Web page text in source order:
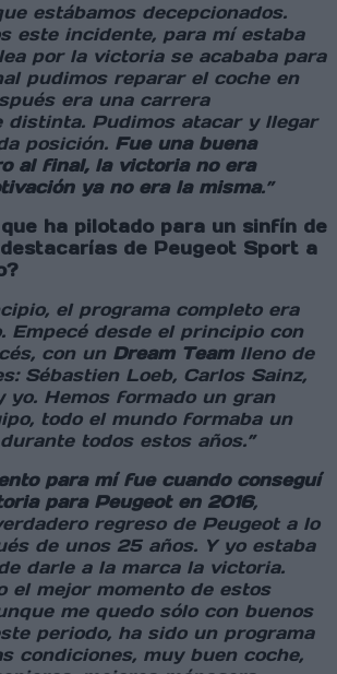
estábamos decepcionados.
este incidente, para mí estaba
por la victoria se acababa para
pudimos reparar el coche en
era una carrera
distinta. Pudimos atacar y llegar
posición. Fue una buena
al final, la victoria no era
ya no era la misma.”
ha pilotado para un sinfín de
de Peugeot Sport a
el programa completo era
Empecé desde el principio con
con un Dream Teamlleno de
Sébastien Loeb, Carlos Sainz,
yo. Hemos formado un gran
todo el mundo formaba un
todos estos años.”
para mí fue cuando conseguí
para Peugeot en 2016,
regreso de Peugeot a lo
de unos 25 años. Y yo estaba
darle a la marca la victoria.
el mejor momento de estos
me quedo sólo con buenos
periodo, ha sido un programa
condiciones, muy buen coche,